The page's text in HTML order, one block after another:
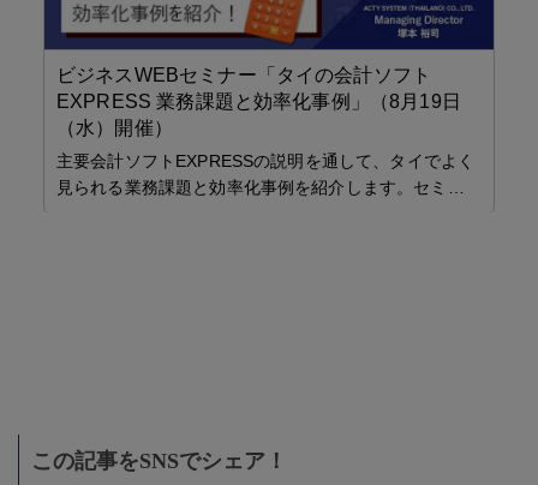
ビジネスWEBセミナー「タイの会計ソフト
EXPRESS 業務課題と効率化事例」（8月19日
（水）開催）
主要会計ソフトEXPRESSの説明を通して、タイでよく
見られる業務課題と効率化事例を紹介します。セミ…
この記事をSNSでシェア！